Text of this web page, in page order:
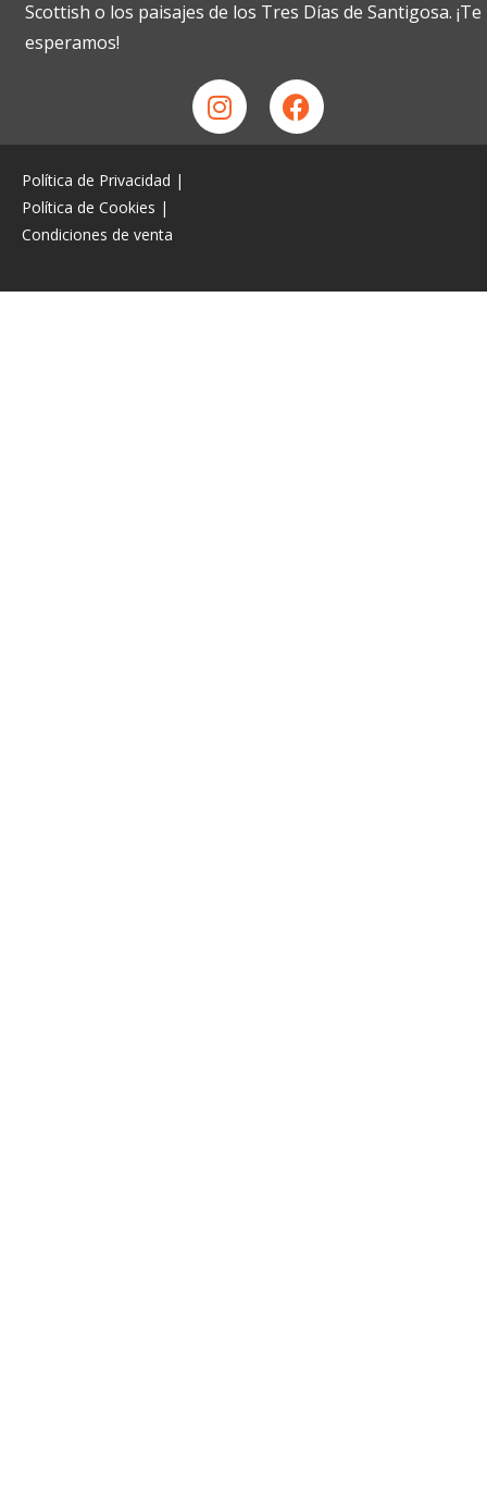
Scottish o los paisajes de los Tres Días de Santigosa. ¡Te
esperamos!
Política de Privacidad |
Política de Cookies |
Condiciones de venta